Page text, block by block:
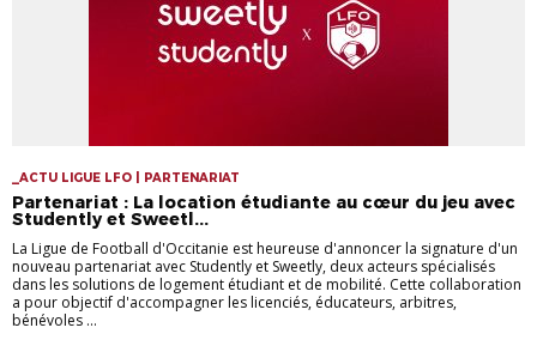
_ACTU LIGUE LFO | PARTENARIAT
Partenariat : La location étudiante au cœur du jeu avec
Studently et Sweetl...
La Ligue de Football d'Occitanie est heureuse d'annoncer la signature d'un
nouveau partenariat avec Studently et Sweetly, deux acteurs spécialisés
dans les solutions de logement étudiant et de mobilité. Cette collaboration
a pour objectif d'accompagner les licenciés, éducateurs, arbitres,
bénévoles ...